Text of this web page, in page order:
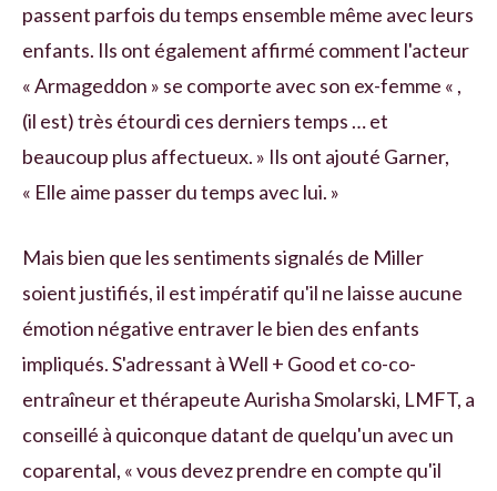
passent parfois du temps ensemble même avec leurs
enfants. Ils ont également affirmé comment l'acteur
« Armageddon » se comporte avec son ex-femme « ,
(il est) très étourdi ces derniers temps … et
beaucoup plus affectueux. » Ils ont ajouté Garner,
« Elle aime passer du temps avec lui. »
Mais bien que les sentiments signalés de Miller
soient justifiés, il est impératif qu'il ne laisse aucune
émotion négative entraver le bien des enfants
impliqués. S'adressant à Well + Good et co-co-
entraîneur et thérapeute Aurisha Smolarski, LMFT, a
conseillé à quiconque datant de quelqu'un avec un
coparental, « vous devez prendre en compte qu'il